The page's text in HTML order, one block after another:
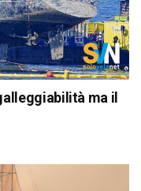
ma il